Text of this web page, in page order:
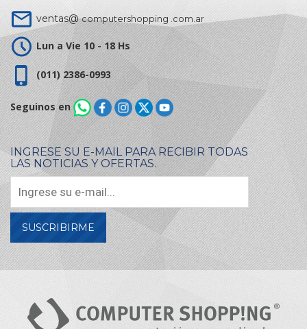
ventas@computershopping .com.ar
Lun a Vie 10 - 18 Hs
(011) 2386-0993
Seguinos en
INGRESE SU E-MAIL PARA RECIBIR TODAS
LAS NOTICIAS Y OFERTAS.
SUSCRIBIRME